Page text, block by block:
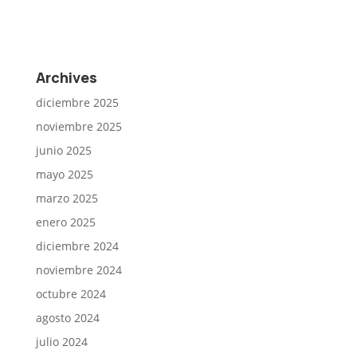
Archives
diciembre 2025
noviembre 2025
junio 2025
mayo 2025
marzo 2025
enero 2025
diciembre 2024
noviembre 2024
octubre 2024
agosto 2024
julio 2024